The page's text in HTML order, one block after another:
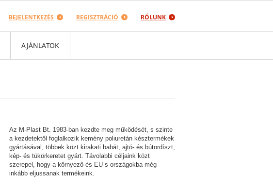
RÓLUNK
REGISZTRÁCIÓ
BEJELENTKEZÉS
AJÁNLATOK
Az M-Plast Bt. 1983-ban kezdte meg működését, s szinte
a kezdetektől foglalkozik kemény poliuretán késztermékek
gyártásával, többek közt kirakati babát, ajtó- és bútordíszt,
kép- és tükörkeretet gyárt. Távolabbi céljaink közt
szerepel, hogy a környező és EU-s országokba még
inkább eljussanak termékeink.